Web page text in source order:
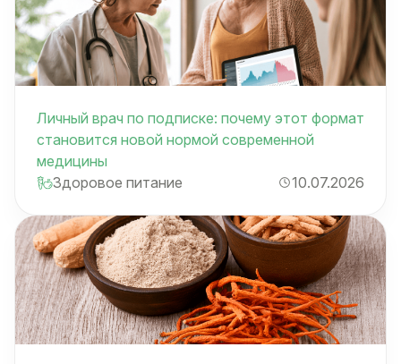
Личный врач по подписке: почему этот формат
становится новой нормой современной
медицины
Здоровое питание
10.07.2026